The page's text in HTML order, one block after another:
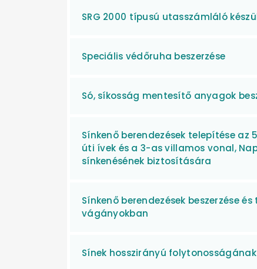
SRG 2000 típusú utasszámláló
Speciális védőruha beszerzése
Só, síkosság mentesítő anyagok
Sínkenő berendezések telepítése
úti ívek és a 3-as villamos vonal,
sínkenésének biztosítására
Sínkenő berendezések beszerzése
vágányokban
Sínek hosszirányú